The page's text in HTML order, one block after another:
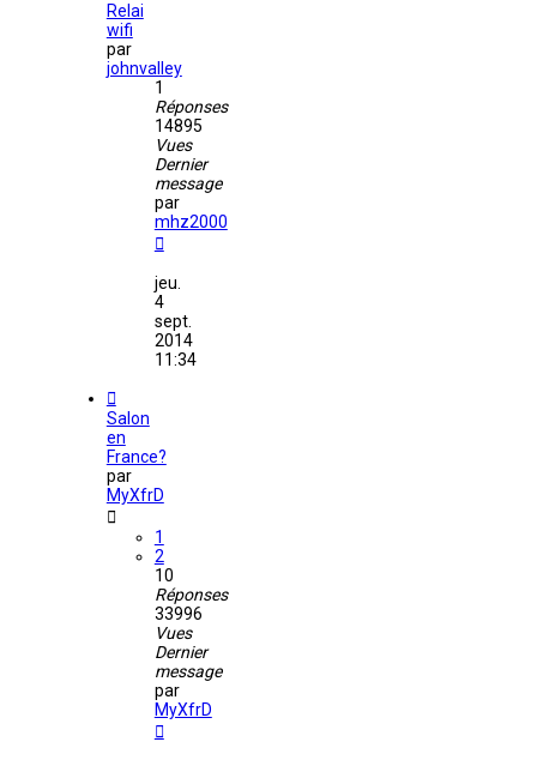
Relai
wifi
par
johnvalley
1
Réponses
14895
Vues
Dernier
message
par
mhz2000
jeu.
4
sept.
2014
11:34
Salon
en
France?
par
MyXfrD
1
2
10
Réponses
33996
Vues
Dernier
message
par
MyXfrD